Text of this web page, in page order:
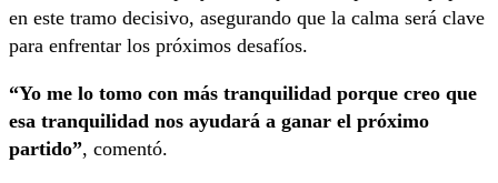
en este tramo decisivo, asegurando que la calma será clave
para enfrentar los próximos desafíos.
“Yo me lo tomo con más tranquilidad porque creo que
esa tranquilidad nos ayudará a ganar el próximo
partido”, comentó.